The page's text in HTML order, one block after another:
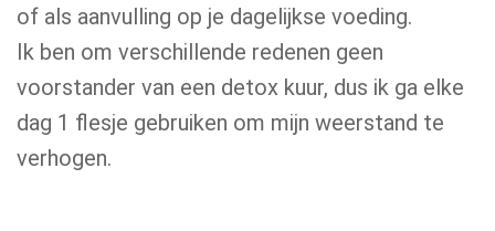
of als aanvulling op je dagelijkse voeding.
Ik ben om verschillende redenen geen
voorstander van een detox kuur, dus ik ga elke
dag 1 flesje gebruiken om mijn weerstand te
verhogen.